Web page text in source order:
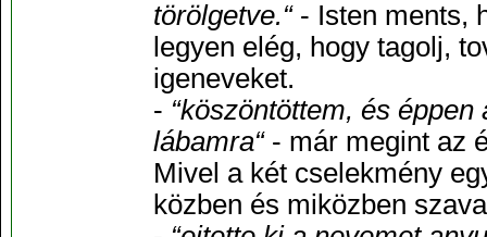
törölgetve.“- Isten ments,
legyen elég, hogy tagolj,
igeneveket.
- “köszöntöttem, és
lábamra“- már megint az
Mivel a két cselekmény
közben és miközben